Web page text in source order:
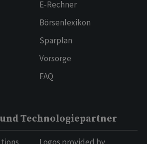
E-Rechner
Börsenlexikon
Sparplan
Vorsorge
FAQ
Technologiepartner